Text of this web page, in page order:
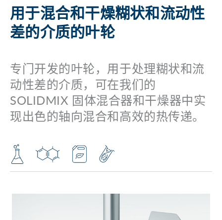
your
search.
用于混合和干燥糊状和流动性
差的介质的叶轮
专门开发的叶轮，用于处理糊状和流
动性差的介质，可在我们的
SOLIDMIX 固体混合器和干燥器中实
现出色的轴向混合和高效的热传递。